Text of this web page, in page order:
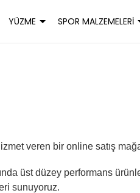
YÜZME SPOR MALZEMELERİ
veren bir online satış
üst düzey performans
sunuyoruz.